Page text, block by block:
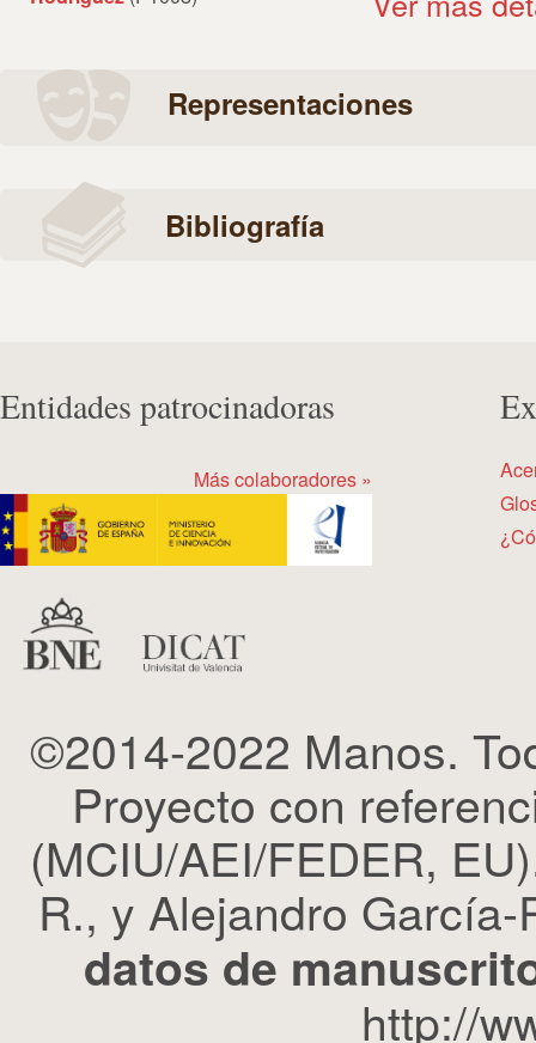
Representaciones
Bibliografía
Entidades patrocinadoras
Más colaboradores »
©2014-2022 Manos.
Proyecto con
(MCIU/AEI/FEDER,
R., y Alejandro
datos de
http://